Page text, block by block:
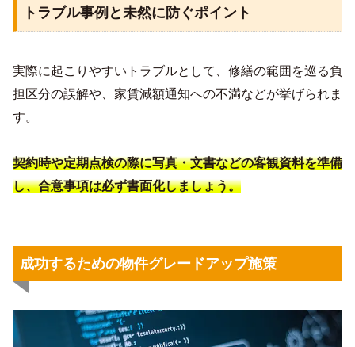
トラブル事例と未然に防ぐポイント
実際に起こりやすいトラブルとして、修繕の範囲を巡る負
担区分の誤解や、家賃減額通知への不満などが挙げられま
す。
契約時や定期点検の際に写真・文書などの客観資料を準備
し、合意事項は必ず書面化しましょう。
成功するための物件グレードアップ施策